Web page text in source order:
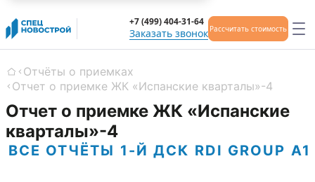
Заказать звонок
+7 (499) 404-31-64
Рассчитать стоимость
Главная
Отчёты о приемках
Отчет о приемке ЖК «Испанские кварталы»-4
Отчет о приемке ЖК «Испанские
кварталы»-4
ВСЕ ОТЧЁТЫ 1-Й ДСК RDI GROUP